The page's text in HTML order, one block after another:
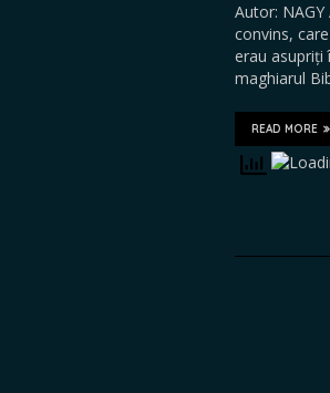
Autor:
convins,
erau asupriți
maghiarul
READ MORE